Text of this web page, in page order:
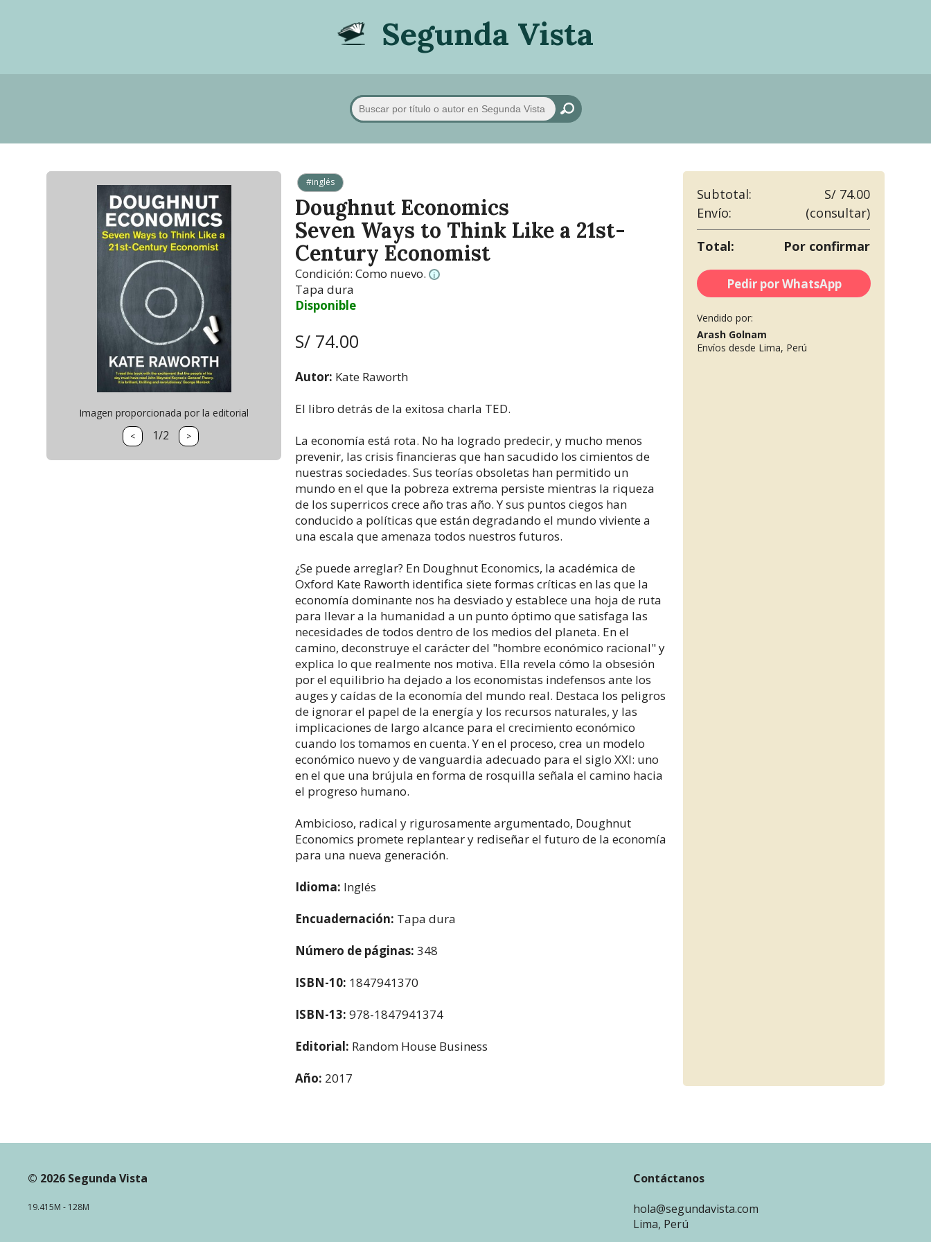
Segunda Vista
Imagen proporcionada por la editorial
< 1/2 >
#inglés
Doughnut Economics
Seven Ways to Think Like a 21st-
Century Economist
Condición: Como nuevo. i
Tapa dura
Disponible
S/ 74.00
Autor: Kate Raworth
El libro detrás de la exitosa charla TED.
La economía está rota. No ha logrado predecir, y mucho menos
prevenir, las crisis financieras que han sacudido los cimientos de
nuestras sociedades. Sus teorías obsoletas han permitido un
mundo en el que la pobreza extrema persiste mientras la riqueza
de los superricos crece año tras año. Y sus puntos ciegos han
conducido a políticas que están degradando el mundo viviente a
una escala que amenaza todos nuestros futuros.
¿Se puede arreglar? En Doughnut Economics, la académica de
Oxford Kate Raworth identifica siete formas críticas en las que la
economía dominante nos ha desviado y establece una hoja de ruta
para llevar a la humanidad a un punto óptimo que satisfaga las
necesidades de todos dentro de los medios del planeta. En el
camino, deconstruye el carácter del "hombre económico racional" y
explica lo que realmente nos motiva. Ella revela cómo la obsesión
por el equilibrio ha dejado a los economistas indefensos ante los
auges y caídas de la economía del mundo real. Destaca los peligros
de ignorar el papel de la energía y los recursos naturales, y las
implicaciones de largo alcance para el crecimiento económico
cuando los tomamos en cuenta. Y en el proceso, crea un modelo
económico nuevo y de vanguardia adecuado para el siglo XXI: uno
en el que una brújula en forma de rosquilla señala el camino hacia
el progreso humano.
Ambicioso, radical y rigurosamente argumentado, Doughnut
Economics promete replantear y rediseñar el futuro de la economía
para una nueva generación.
Idioma: Inglés
Encuadernación: Tapa dura
Número de páginas: 348
ISBN-10: 1847941370
ISBN-13: 978-1847941374
Editorial: Random House Business
Año: 2017
Subtotal:
S/ 74.00
Envío:
(consultar)
Total:
Por confirmar
Pedir por WhatsApp
Vendido por:
Arash Golnam
Envíos desde Lima, Perú
© 2026 Segunda Vista
19.415M - 128M
Contáctanos
hola@segundavista.com
Lima, Perú